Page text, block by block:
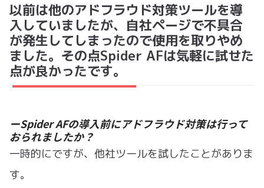
以前は他のアドフラウド対策ツールを導
入していましたが、自社ページで不具合
が発生してしまったので使用を取りやめ
ました。その点Spider AFは気軽に試せた
点が良かったです。
ーSpider AFの導入前にアドフラウド対策は行って
おられましたか？
一時的にですが、他社ツールを試したことがありま
す。